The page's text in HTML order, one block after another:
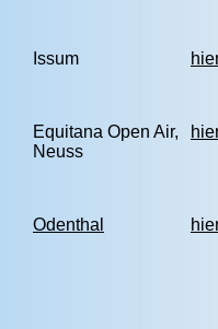
Issum
Equitana Open Air,
Neuss
Odenthal